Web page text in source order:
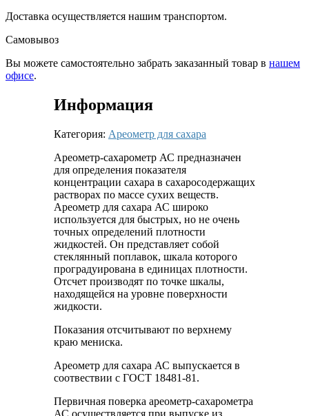
Доставка осуществляется нашим транспортом.
Самовывоз
Вы можете самостоятельно забрать заказанный товар в нашем
офисе.
Информация
Категория: Ареометр для сахара
Ареометр-сахарометр АС предназначен
для определения показателя
концентрации сахара в сахаросодержащих
растворах по массе сухих веществ.
Ареометр для сахара АС широко
используется для быстрых, но не очень
точных определений плотности
жидкостей. Он представляет собой
стеклянный поплавок, шкала которого
проградуирована в единицах плотности.
Отсчет производят по точке шкалы,
находящейся на уровне поверхности
жидкости.
Показания отсчитывают по верхнему
краю мениска.
Ареометр для сахара АС выпускается в
соотвествии с ГОСТ 18481-81.
Первичная поверка ареометр-сахарометра